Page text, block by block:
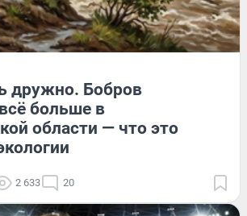
дружно. Бобров
больше в
области — что это
2 633 20